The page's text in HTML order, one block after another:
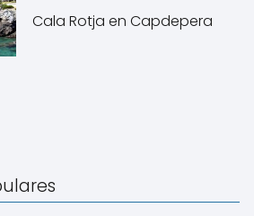
Cala Rotja en Capdepera